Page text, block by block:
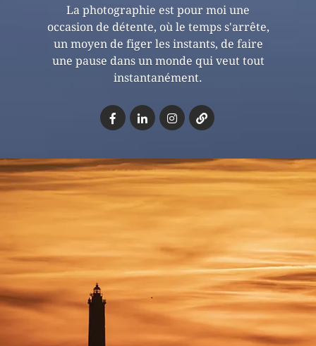
La photographie est pour moi une
occasion de détente, où le temps s'arrête,
un moyen de figer les instants, de faire
une pause dans un monde qui veut tout
instantanément.